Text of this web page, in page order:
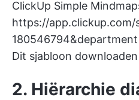
ClickUp Simple
https://app.clickup.com/
Dit sjabloon
2. Hiërarchie